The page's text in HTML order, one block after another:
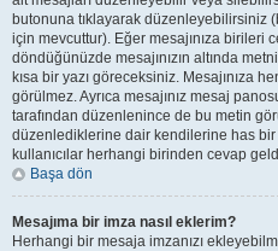
butonuna tıklayarak düzenleyebilirsiniz
için mevcuttur). Eğer mesajınıza birileri
döndüğünüzde mesajınızın altında
kısa bir yazı göreceksiniz. Mesajınıza
görülmez. Ayrıca mesajınız mesaj
tarafından düzenlenince de bu metin
düzenlediklerine dair kendilerine has bir
kullanıcılar herhangi birinden cevap
Başa dön
Mesajıma bir imza nasıl eklerim?
Herhangi bir mesaja imzanızı